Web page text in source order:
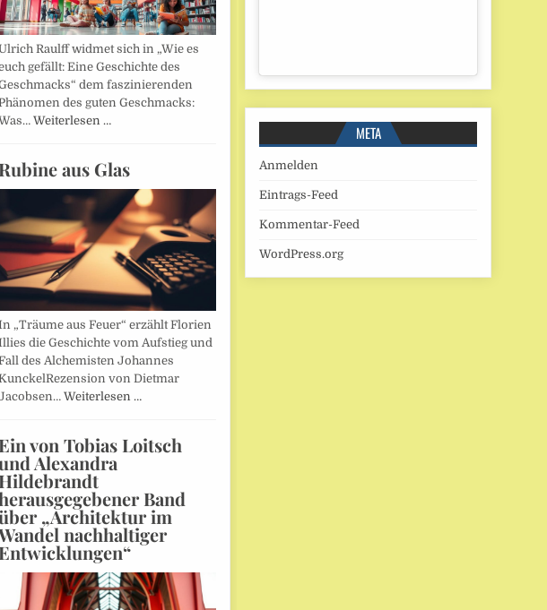
Raulff widmet sich in „Wie es
gefällt: Eine Geschichte des
dem faszinierenden
Phänomen des guten Geschmacks:
Weiterlesen …
Rubine aus Glas
„Träume aus Feuer“ erzählt Florien
die Geschichte vom Aufstieg und
des Alchemisten Johannes
von Dietmar
Weiterlesen …
Ein von Tobias Loitsch
Alexandra
Hildebrandt
Band
„Architektur im
nachhaltiger
Entwicklungen“
META
Anmelden
Eintrags-Feed
Kommentar-Feed
WordPress.org